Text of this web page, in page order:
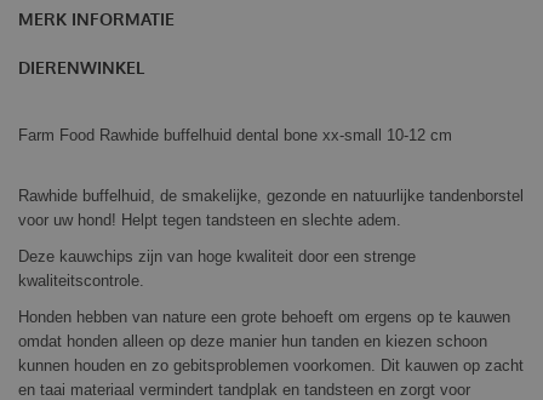
MERK INFORMATIE
DIERENWINKEL
Farm Food Rawhide buffelhuid dental bone xx-small 10-12 cm
Rawhide buffelhuid, de smakelijke, gezonde en natuurlijke tandenborstel
voor uw hond! Helpt tegen tandsteen en slechte adem.
Deze kauwchips zijn van hoge kwaliteit door een strenge
kwaliteitscontrole.
Honden hebben van nature een grote behoeft om ergens op te kauwen
omdat honden alleen op deze manier hun tanden en kiezen schoon
kunnen houden en zo gebitsproblemen voorkomen. Dit kauwen op zacht
en taai materiaal vermindert tandplak en tandsteen en zorgt voor